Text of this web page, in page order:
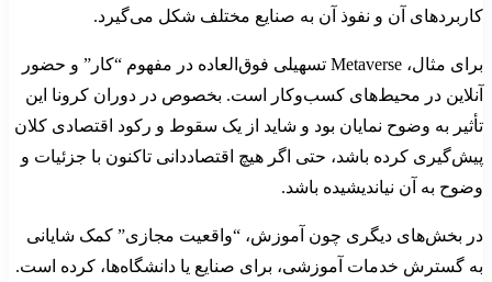
کاربردهای آن و نفوذ آن به صنایع مختلف شکل می‌گیرد.
برای مثال، Metaverse تسهیلی فوق‌العاده در مفهوم “کار” و حضور
آنلاین در محیط‌های کسب‌وکار است. بخصوص در دوران کرونا این
تأثیر به وضوح نمایان بود و شاید از یک سقوط و رکود اقتصادی کلان
پیش‌گیری کرده باشد، حتی اگر هیچ اقتصاددانی تاکنون با جزئیات و
وضوح به آن نیاندیشیده باشد.
در بخش‌های دیگری چون آموزش، “واقعیت مجازی” کمک شایانی
به گسترش خدمات آموزشی، برای صنایع یا دانشگاه‌ها، کرده است.